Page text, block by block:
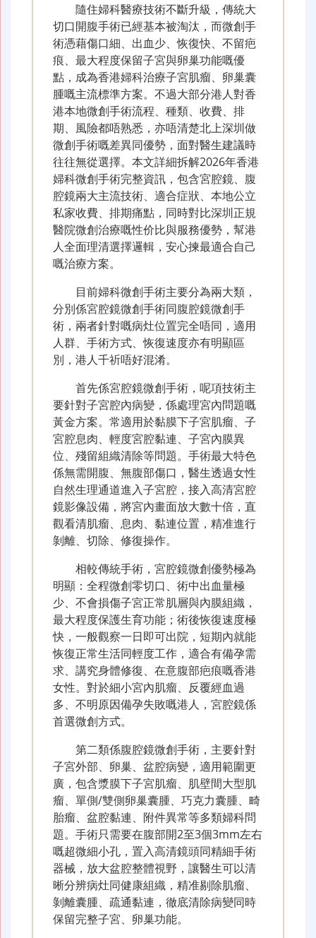
隨住婦科醫療技術不斷升級，傳統大
切口開腹手術已經基本被淘汰，而微創手
術憑藉傷口細、出血少、恢復快、不留疤
痕、最大程度保留子宮與卵巢功能嘅優
點，成為香港婦科治療子宮肌瘤、卵巢囊
腫嘅主流標準方案。不過大部分港人對香
港本地微創手術流程、種類、收費、排
期、風險都唔熟悉，亦唔清楚北上深圳做
微創手術嘅差異同優勢，面對醫生建議時
往往無從選擇。本文詳細拆解2026年香港
婦科微創手術完整資訊，包含宮腔鏡、腹
腔鏡兩大主流技術、適合症狀、本地公立
私家收費、排期痛點，同時對比深圳正規
醫院微創治療嘅性价比與服務優勢，幫港
人全面理清選擇邏輯，安心揀最適合自己
嘅治療方案。
目前婦科微創手術主要分為兩大類，
分別係宮腔鏡微創手術同腹腔鏡微創手
術，兩者針對嘅病灶位置完全唔同，適用
人群、手術方式、恢復速度亦有明顯區
別，港人千祈唔好混淆。
首先係宮腔鏡微創手術，呢項技術主
要針對子宮腔內病變，係處理宮內問題嘅
黃金方案。常適用於黏膜下子宮肌瘤、子
宮腔息肉、輕度宮腔黏連、子宮內膜異
位、殘留組織清除等問題。手術最大特色
係無需開腹、無腹部傷口，醫生透過女性
自然生理通道進入子宮腔，接入高清宮腔
鏡影像設備，將宮內畫面放大數十倍，直
觀看清肌瘤、息肉、黏連位置，精准進行
剝離、切除、修復操作。
相較傳統手術，宮腔鏡微創優勢極為
明顯：全程微創零切口、術中出血量極
少、不會損傷子宮正常肌層與內膜組織，
最大程度保護生育功能；術後恢復速度極
快，一般觀察一日即可出院，短期內就能
恢復正常生活同輕度工作，適合有備孕需
求、講究身體修復、在意腹部疤痕嘅香港
女性。對於細小宮內肌瘤、反覆經血過
多、不明原因備孕失敗嘅港人，宮腔鏡係
首選微創方式。
第二類係腹腔鏡微創手術，主要針對
子宮外部、卵巢、盆腔病變，適用範圍更
廣，包含漿膜下子宮肌瘤、肌壁間大型肌
瘤、單側/雙側卵巢囊腫、巧克力囊腫、畸
胎瘤、盆腔黏連、附件異常等多類婦科問
題。手術只需要在腹部開2至3個3mm左右
嘅超微細小孔，置入高清鏡頭同精細手術
器械，放大盆腔整體視野，讓醫生可以清
晰分辨病灶同健康組織，精准剔除肌瘤、
剝離囊腫、疏通黏連，徹底清除病變同時
保留完整子宮、卵巢功能。